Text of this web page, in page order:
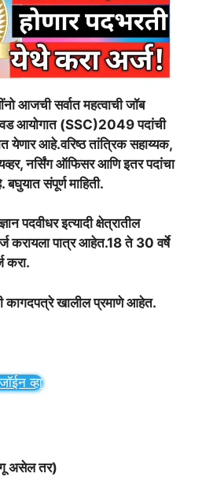
आजची सर्वात महत्वाची जॉब
आयोगात (SSC)2049 पदांची
येणार आहे.वरिष्ठ तांत्रिक सहाय्यक,
नर्सिंग ऑफिसर आणि इतर पदांचा
संपूर्ण माहिती.
पदवीधर इत्यादी क्षेत्रातील
करायला पात्र आहेत.18 ते 30 वर्षे
करा.
कागदपत्रे खालील प्रमाणे आहेत.
व्हा
असेल तर)